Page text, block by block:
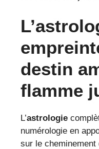
destin
flamme
L’astrologie
numérologie en
sur le